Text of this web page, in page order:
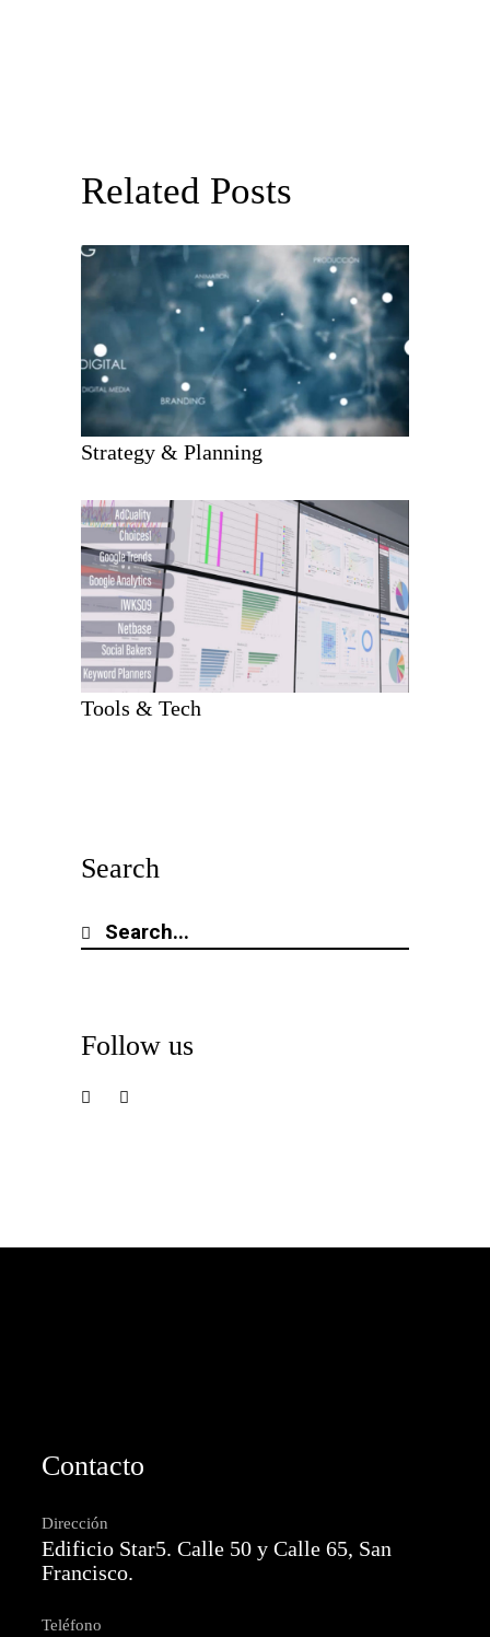
Related Posts
Strategy & Planning
Tools & Tech
Search
Search
for:
Follow us
Contacto
Dirección
Edificio Star5. Calle 50 y Calle 65, San
Francisco.
Teléfono